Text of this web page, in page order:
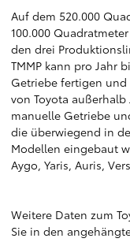
Auf dem 520.000
100.000
den drei
TMMP kann pro Jahr
Getriebe fertigen
von Toyota
manuelle Getriebe
die überwiegend in
Modellen eingebaut
Aygo, Yaris, Auris,
Weitere Daten zum
Sie in den